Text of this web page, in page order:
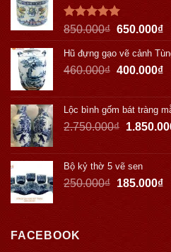
Được xếp
hạng5.00
5 sao
850.000₫ 650.000₫
Hũ đựng gạo vẽ cảnh
460.000₫ 400.000₫
Lộc bình gốm bát tràng
2.750.000₫
Bộ kỷ thờ 5 vẽ sen
250.000₫ 185.000₫
FACEBOOK